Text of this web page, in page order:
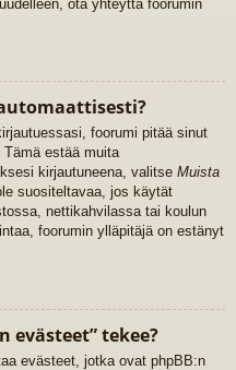
ota yhteyttä foorumin
foorumi pitää sinut
Tämä estää muita
kirjautuneena, valitse Muista
suositeltavaa, jos käytät
nettikahvilassa tai koulun
foorumin ylläpitäjä on estänyt
evästeet” tekee?
evästeet, jotka ovat phpBB:n